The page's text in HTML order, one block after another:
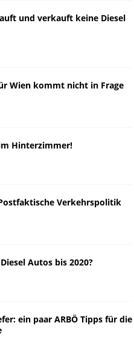
und verkauft keine Diesel
Wien kommt nicht in Frage
Hinterzimmer!
Verkehrspolitik
Autos bis 2020?
ein paar ARBÖ Tipps für die